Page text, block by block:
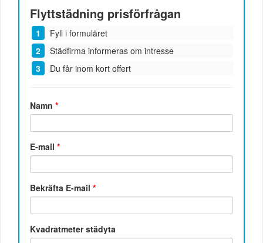
Flyttstädning prisförfrågan
Fyll i formuläret
Städfirma informeras om intresse
Du får inom kort offert
Namn*
E-mail*
Bekräfta E-mail*
Kvadratmeter städyta